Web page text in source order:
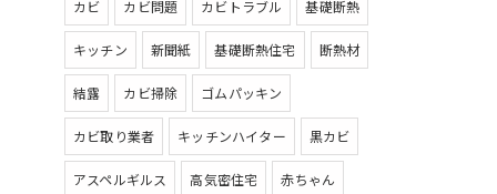
カビ カビ問題 カビトラブル 基礎断熱
キッチン 新聞紙 基礎断熱住宅 断熱材
結露 カビ掃除 ゴムパッキン
カビ取り業者 キッチンハイター 黒カビ
アスペルギルス 高気密住宅 赤ちゃん